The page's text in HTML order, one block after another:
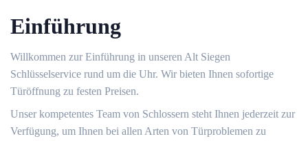
Einführung
Willkommen zur Einführung in unseren Alt Siegen
Schlüsselservice rund um die Uhr.​ Wir bieten Ihnen sofortige
Türöffnung zu festen Preisen.​
Unser kompetentes Team von Schlossern steht Ihnen jederzeit zur
Verfügung, um Ihnen bei allen Arten von Türproblemen zu